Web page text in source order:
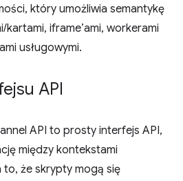
który umożliwia semantykę
iframe’ami, workerami
usługowymi.
API
API to prosty interfejs API,
między kontekstami
że skrypty mogą się